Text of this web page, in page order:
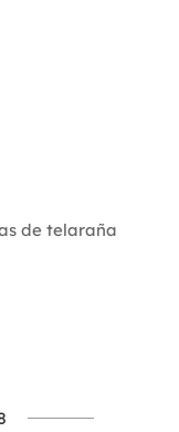
de telaraña